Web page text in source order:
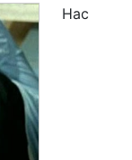
Нас